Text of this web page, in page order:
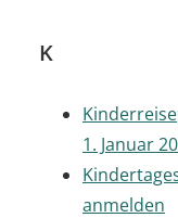
K
1. Januar
anmelden